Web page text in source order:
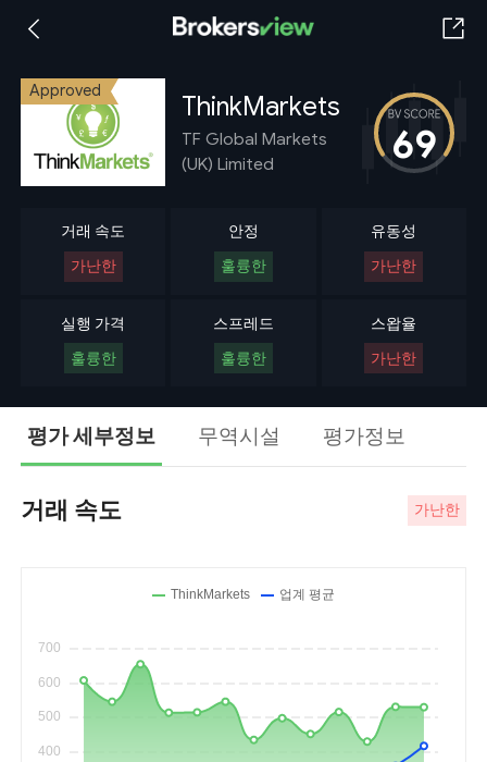
Approved ThinkMarkets
TF Global Markets
(UK) Limited
69
거래 속도
가난한
안정
훌륭한
유동성
가난한
실행 가격
훌륭한
스프레드
훌륭한
스왑율
가난한
평가 세부정보 무역시설 평가정보
거래 속도 가난한